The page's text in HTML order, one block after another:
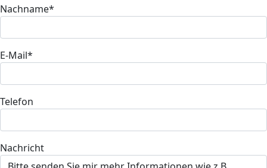
Nachname*
E-Mail*
Telefon
Nachricht